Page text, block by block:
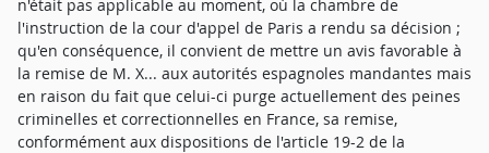
n'était pas applicable au moment, où la chambre de
l'instruction de la cour d'appel de Paris a rendu sa décision ;
qu'en conséquence, il convient de mettre un avis favorable à
la remise de M. X... aux autorités espagnoles mandantes mais
en raison du fait que celui-ci purge actuellement des peines
criminelles et correctionnelles en France, sa remise,
conformément aux dispositions de l'article 19-2 de la